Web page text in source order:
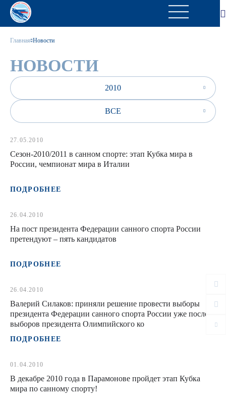
Главная Новости
НОВОСТИ
2010
ВСЕ
27.05.2010
Сезон-2010/2011 в санном спорте: этап Кубка мира в
России, чемпионат мира в Италии
ПОДРОБНЕЕ
26.04.2010
На пост президента Федерации санного спорта России
претендуют – пять кандидатов
ПОДРОБНЕЕ
26.04.2010
Валерий Силаков: приняли решение провести выборы
президента Федерации санного спорта России уже после
выборов президента Олимпийского ко
ПОДРОБНЕЕ
01.04.2010
В декабре 2010 года в Парамонове пройдет этап Кубка
мира по санному спорту!